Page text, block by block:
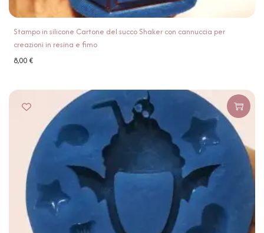
Stampo in silicone Cartone del succo Shaker con cannuccia per
creazioni in resina e fimo
8,00€